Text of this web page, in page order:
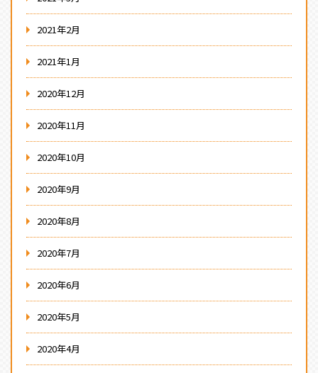
2021年2月
2021年1月
2020年12月
2020年11月
2020年10月
2020年9月
2020年8月
2020年7月
2020年6月
2020年5月
2020年4月